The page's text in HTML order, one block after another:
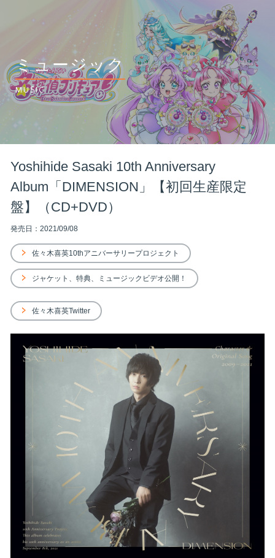
ミュージック
MUSIC
Yoshihide Sasaki 10th Anniversary
Album「DIMENSION」【初回生産限定
盤】（CD+DVD）
発売日：2021/09/08
佐々木喜英10thアニバーサリープロジェクト
ジャケット、特典、ミュージックビデオ公開！
佐々木喜英Twitter